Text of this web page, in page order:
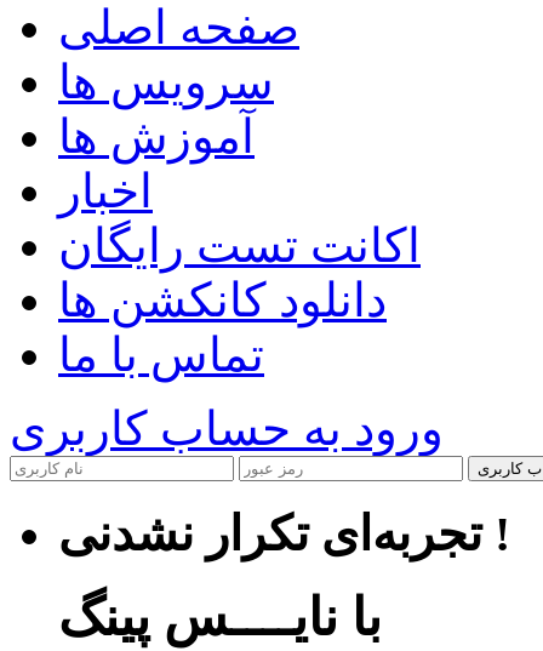
صفحه اصلی
سرویس ها
آموزش ها
اخبار
اکانت تست رایگان
دانلود کانکشن ها
تماس با ما
ورود به حساب کاربری
کاربری
تجربه‌ای تکرار نشدنی !
با نایــــس پینگ